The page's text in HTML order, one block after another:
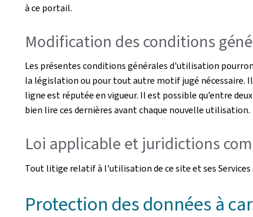
à ce portail.
Modification des conditions
Les présentes conditions générales d'utilisation
la législation ou pour tout autre motif jugé nécessaire.
ligne est réputée en vigueur. Il est possible qu’entre
bien lire ces dernières avant chaque nouvelle utilisation.
Loi applicable et juridictions
Tout litige relatif à l'utilisation de ce site et ses Services
Protection des données à